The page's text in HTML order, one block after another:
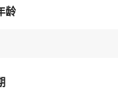
龄